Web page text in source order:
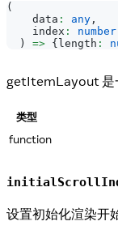
(
    data
: any ,
    index
: number
)
=> { length :
getItemLayout 是
类型
function
设置初始化渲染开